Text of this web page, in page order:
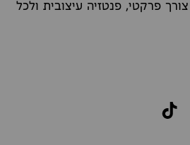
פרקטי, פנטזיה עיצובית ולכל
TikTok